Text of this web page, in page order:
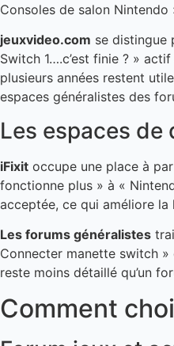
Consoles de salon Nintendo
jeuxvideo.com se distingue
Switch 1….c’est finie ? »
plusieurs années restent
espaces généralistes des
Les espaces
iFixit occupe une place à
fonctionne plus » à «
acceptée, ce qui améliore
Les forums généralistes
Connecter manette switch
reste moins détaillé qu’un
Comment